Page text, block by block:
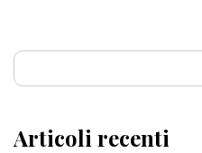
Articoli recenti